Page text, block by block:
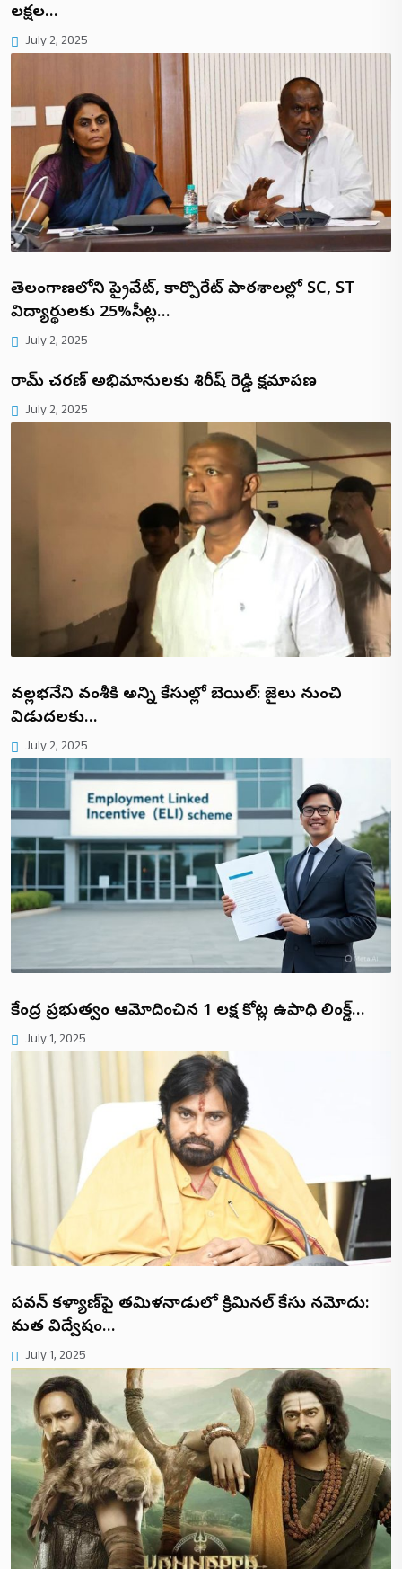
లక్షల…
July 2, 2025
తెలంగాణలోని ప్రైవేట్, కార్పొరేట్ పాఠశాలల్లో SC, ST
విద్యార్థులకు 25%సీట్ల…
July 2, 2025
రామ్ చరణ్ అభిమానులకు శిరీష్ రెడ్డి క్షమాపణ
July 2, 2025
వల్లభనేని వంశీకి అన్ని కేసుల్లో బెయిల్: జైలు నుంచి
విడుదలకు…
July 2, 2025
కేంద్ర ప్రభుత్వం ఆమోదించిన ₹1 లక్ష కోట్ల ఉపాధి లింక్డ్…
July 1, 2025
పవన్ కళ్యాణ్‌పై తమిళనాడులో క్రిమినల్ కేసు నమోదు:
మత విద్వేషం…
July 1, 2025